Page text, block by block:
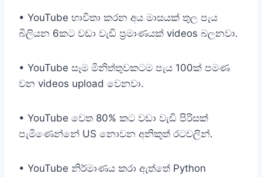
• YouTube භාවිතා කරන අය මාසයක් තුල පැය
බිලියන 6කට වඩා වැඩි ප්‍රමාණයක් videos බලනවා.
• YouTube සෑම මිනිත්තුවකටම පැය 100ක් පමණ
වන videos upload වෙනවා.
• YouTube වෙත 80% කට වඩා වැඩි පිරිසක්
පැමිණෙන්නේ US නොවන අනිකුත් රටවලින්.
• YouTube නිර්මාණය කරා ඇත්තේ Python